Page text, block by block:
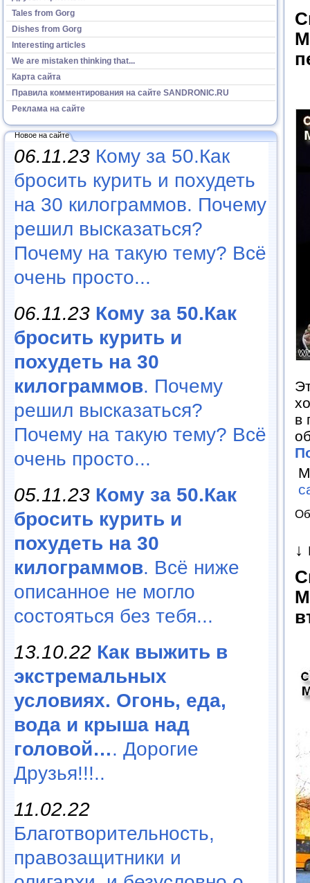
Tales from Gorg
Dishes from Gorg
Interesting articles
We are mistaken thinking that...
Карта сайта
Правила комментирования на сайте SANDRONIC.RU
Реклама на сайте
Новое на сайте
06.11.23 Кому за 50.Как
бросить курить и похудеть
на 30 килограммов. Почему
решил высказаться?
Почему на такую тему? Всё
очень просто...
06.11.23 Кому за 50.Как
бросить курить и
похудеть на 30
килограммов. Почему
решил высказаться?
Почему на такую тему? Всё
очень просто...
05.11.23 Кому за 50.Как
бросить курить и
похудеть на 30
килограммов. Всё ниже
описанное не могло
состояться без тебя...
13.10.22 Как выжить в
экстремальных
условиях. Огонь, еда,
вода и крыша над
головой…. Дорогие
Друзья!!!..
11.02.22
Благотворительность,
правозащитники и
в